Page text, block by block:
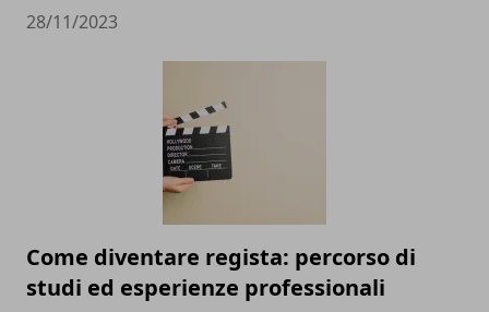
28/11/2023
Come diventare regista: percorso di
studi ed esperienze professionali